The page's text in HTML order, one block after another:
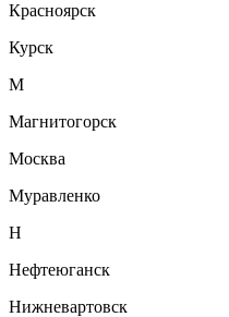
Красноярск
Курск
М
Магнитогорск
Москва
Муравленко
Н
Нефтеюганск
Нижневартовск